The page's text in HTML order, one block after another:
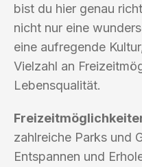
bist du hier genau
nicht nur eine
eine aufregende
Vielzahl an
Lebensqualität.
zahlreiche Parks und
Entspannen und